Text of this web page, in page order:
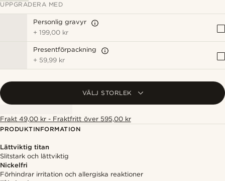
UPPGRADERA MED
Personlig gravyr
+199,00 kr
Presentförpackning
+ 59,99 kr
VÄLJ STORLEK
Frakt 49,00 kr - Fraktfritt över 595,00 kr
PRODUKTINFORMATION
Lättviktig titan
Slitstark och lättviktig
Nickelfri
Förhindrar irritation och allergiska reaktioner